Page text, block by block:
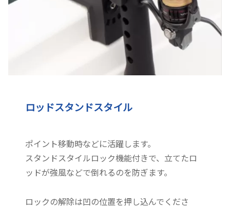
ロッドスタンドスタイル
ポイント移動時などに活躍します。
スタンドスタイルロック機能付きで、立てたロ
ッドが強風などで倒れるのを防ぎます。
ロックの解除は凹の位置を押し込んでくださ